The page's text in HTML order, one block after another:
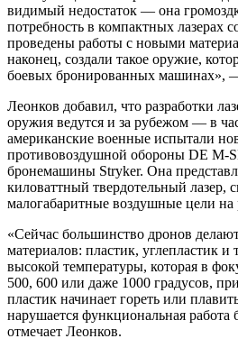
видимый недостаток — она
потребность в компактных лазерах
проведены работы с новыми
наконец, создали такое оружие,
боевых бронированных машинах»,
Леонков добавил, что разработки
оружия ведутся и за рубежом — в
американские военные испытали
противовоздушной обороны DE M-
бронемашины Stryker. Она
киловаттный твердотельный лазер,
малогабаритные воздушные цели на
«Сейчас большинство дронов
материалов: пластик, углепластик и
высокой температуры, которая в
500, 600 или даже 1000 градусов,
пластик начинает гореть или
нарушается функциональная
отмечает Леонков.